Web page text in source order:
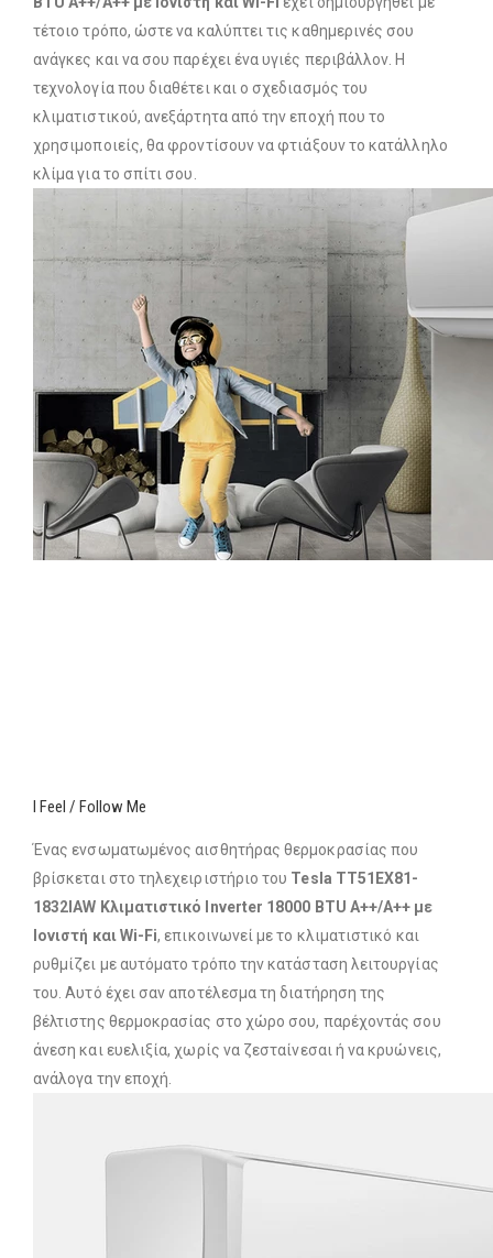
τέτοιο τρόπο, ώστε να καλύπτει τις καθημερινές σου
ανάγκες και να σου παρέχει ένα υγιές περιβάλλον. Η
τεχνολογία που διαθέτει και ο σχεδιασμός του
κλιματιστικού, ανεξάρτητα από την εποχή που το
χρησιμοποιείς, θα φροντίσουν να φτιάξουν το κατάλληλο
κλίμα για το σπίτι σου.
I Feel / Follow Me
Ένας ενσωματωμένος αισθητήρας θερμοκρασίας που
βρίσκεται στο τηλεχειριστήριο του Tesla TT51EX81-
1832IAW Κλιματιστικό Inverter 18000 BTU A++/A++ με
Ιονιστή και Wi-Fi, επικοινωνεί με το κλιματιστικό και
ρυθμίζει με αυτόματο τρόπο την κατάσταση λειτουργίας
του. Αυτό έχει σαν αποτέλεσμα τη διατήρηση της
βέλτιστης θερμοκρασίας στο χώρο σου, παρέχοντάς σου
άνεση και ευελιξία, χωρίς να ζεσταίνεσαι ή να κρυώνεις,
ανάλογα την εποχή.